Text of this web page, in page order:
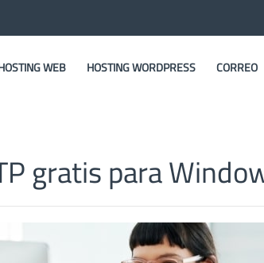
WEB HOSTING WORDPRESS CORREO
gratis para